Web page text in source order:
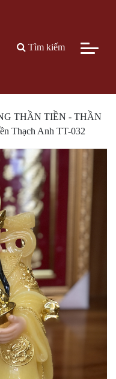
Tìm kiếm
THẦN TIỀN - THẦN
Thạch Anh TT-032